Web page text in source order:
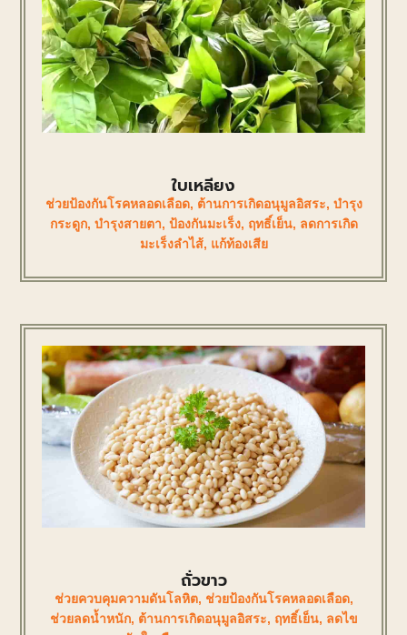
ใบเหลียง
ช่วยป้องกันโรคหลอดเลือด, ต้านการเกิดอนุมูลอิสระ, บำรุง
กระดูก, บำรุงสายตา, ป้องกันมะเร็ง, ฤทธิ์เย็น, ลดการเกิด
มะเร็งลำไส้, แก้ท้องเสีย
ถั่วขาว
ช่วยควบคุมความดันโลหิต, ช่วยป้องกันโรคหลอดเลือด,
ช่วยลดน้ำหนัก, ต้านการเกิดอนุมูลอิสระ, ฤทธิ์เย็น, ลดไข